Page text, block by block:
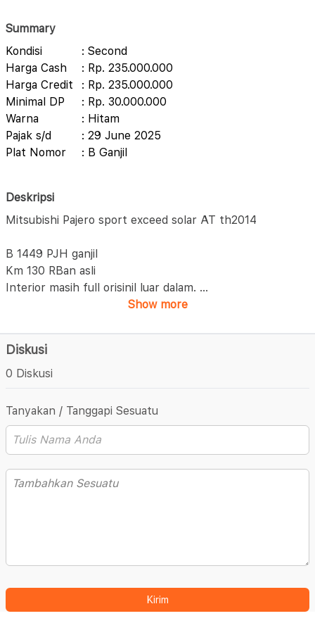
Summary
Kondisi
: Second
Harga Cash
: Rp. 235.000.000
Harga Credit
: Rp. 235.000.000
Minimal DP
: Rp. 30.000.000
Warna
: Hitam
Pajak s/d
: 29 June 2025
Plat Nomor
: B Ganjil
Deskripsi
Mitsubishi Pajero sport exceed solar AT th2014
B 1449 PJH ganjil
Km 130 RBan asli
Interior masih full orisinil luar dalam. ...
Show more
Diskusi
0 Diskusi
Tanyakan / Tanggapi Sesuatu
Kirim